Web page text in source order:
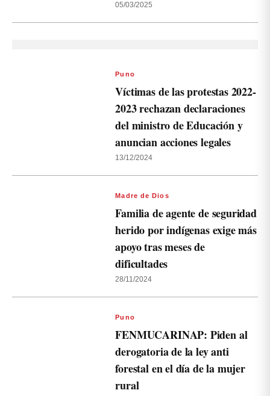
05/03/2025
Puno
Víctimas de las protestas 2022-
2023 rechazan declaraciones
del ministro de Educación y
anuncian acciones legales
13/12/2024
Madre de Dios
Familia de agente de seguridad
herido por indígenas exige más
apoyo tras meses de
dificultades
28/11/2024
Puno
FENMUCARINAP: Piden al
derogatoria de la ley anti
forestal en el día de la mujer
rural